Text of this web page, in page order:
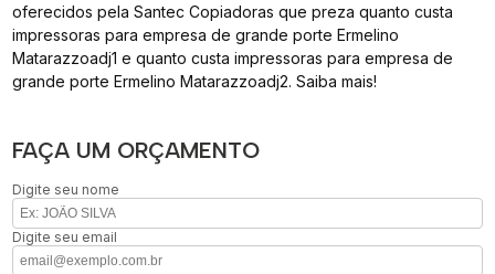
oferecidos pela Santec Copiadoras que preza quanto custa
impressoras para empresa de grande porte Ermelino
Matarazzoadj1 e quanto custa impressoras para empresa de
grande porte Ermelino Matarazzoadj2. Saiba mais!
FAÇA UM ORÇAMENTO
Digite seu nome
Digite seu email